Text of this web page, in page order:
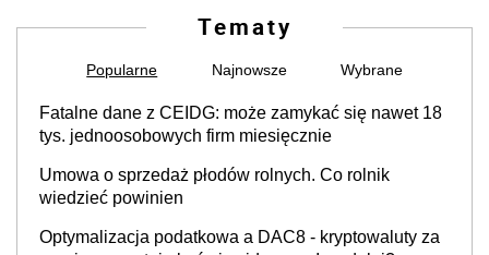
Tematy
Popularne Najnowsze Wybrane
Fatalne dane z CEIDG: może zamykać się nawet 18
tys. jednoosobowych firm miesięcznie
Umowa o sprzedaż płodów rolnych. Co rolnik
wiedzieć powinien
Optymalizacja podatkowa a DAC8 - kryptowaluty za